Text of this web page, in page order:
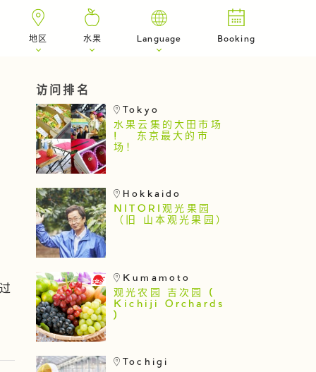
地区 水果 Language Booking
访问排名
Tokyo
水果云集的大田市场
! 东京最大的市
场！
Hokkaido
NITORI观光果园
（旧 山本观光果园）
Kumamoto
观光农园 吉次园 (
Kichiji Orchards
)
Tochigi